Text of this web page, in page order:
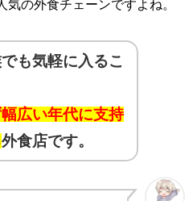
の外食チェーンですよね。
も気軽に入るこ
広い年代に支持
外食店です。